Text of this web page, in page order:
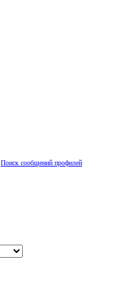
Поиск сообщений профилей